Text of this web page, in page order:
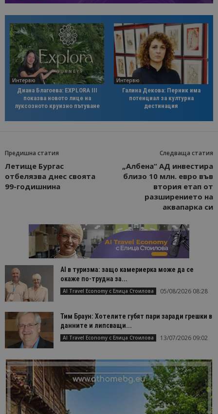
Интервю
Диана Благоева: EXPLORA III
показва новото лице на
луксозното круизно пътуване
Интервю
Галина Декова: Перник има
потенциал за културна
дестинация
Предишна статия
Летище Бургас
отбелязва днес своята
99-годишнина
Следваща статия
„Албена“ АД инвестира
близо 10 млн. евро във
втория етап от
разширението на
аквапарка си
AI в туризма: защо камериерка може да се
окаже по-трудна за...
AI Travel Economy с Елица Стоилова 05/08/2026 08:28
Тим Браун: Хотелите губят пари заради грешки в
данните и липсващи...
AI Travel Economy с Елица Стоилова 13/07/2026 09:02